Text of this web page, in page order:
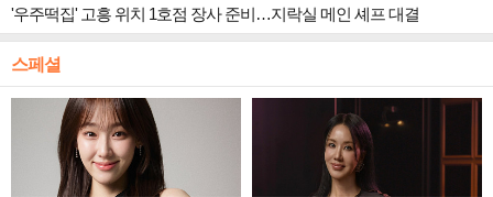
'우주떡집' 고흥 위치 1호점 장사 준비…지락실 메인 셰프 대결
스페셜